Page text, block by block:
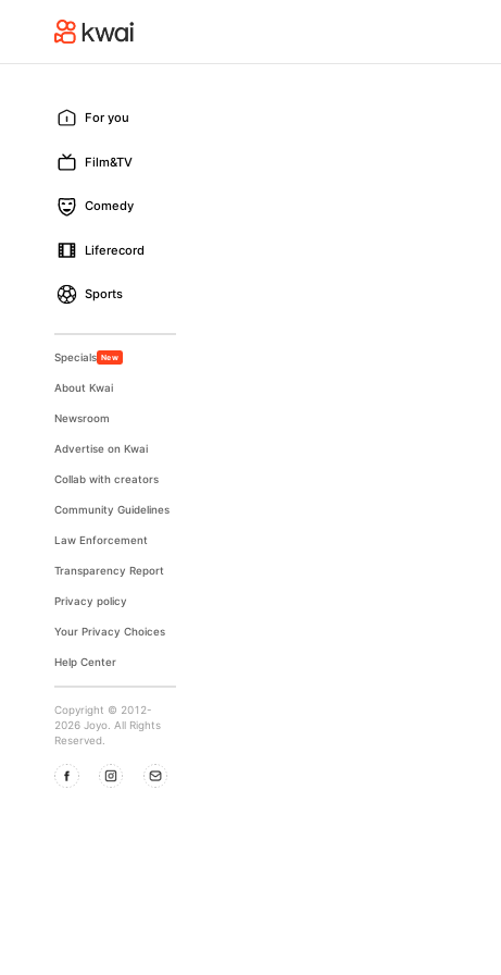
For you
Film&TV
Comedy
Liferecord
Sports
Specials New
About Kwai
Newsroom
Advertise on Kwai
Collab with creators
Community Guidelines
Law Enforcement
Transparency Report
Privacy policy
Your Privacy Choices
Help Center
Copyright © 2012-
2026 Joyo. All Rights
Reserved.